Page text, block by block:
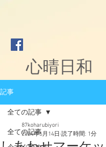
心晴日和
記事
全ての記事
全ての記事
87koharubiyori
2024年6月14日 読了時間: 1分